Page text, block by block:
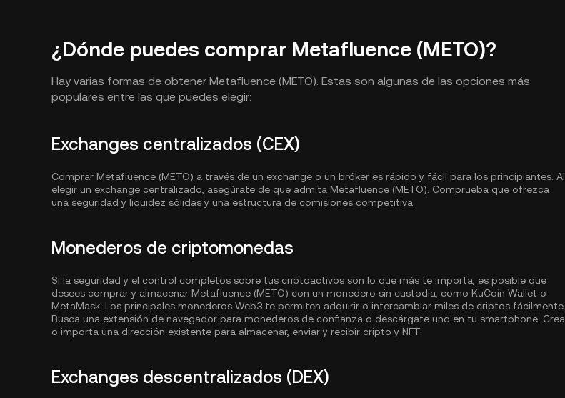
¿Dónde puedes comprar Metafluence (METO)?
Hay varias formas de obtener Metafluence (METO). Estas son algunas de las opciones más
populares entre las que puedes elegir:
Exchanges centralizados (CEX)
Comprar Metafluence (METO) a través de un exchange o un bróker es rápido y fácil para los principiantes. Al
elegir un exchange centralizado, asegúrate de que admita Metafluence (METO). Comprueba que ofrezca
una seguridad y liquidez sólidas y una estructura de comisiones competitiva.
Monederos de criptomonedas
Si la seguridad y el control completos sobre tus criptoactivos son lo que más te importa, es posible que
desees comprar y almacenar Metafluence (METO) con un monedero sin custodia, como KuCoin Wallet o
MetaMask. Los principales monederos Web3 te permiten adquirir o intercambiar miles de criptos fácilmente.
Busca una extensión de navegador para monederos de confianza o descárgate uno en tu smartphone. Crea
o importa una dirección existente para almacenar, enviar y recibir cripto y NFT.
Exchanges descentralizados (DEX)